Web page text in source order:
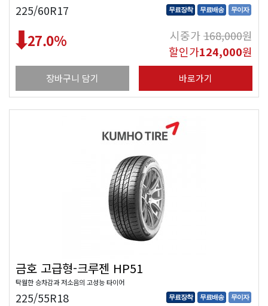
225/60R17 무료장착 무료배송 무이자
27.0% 시중가168,000원
할인가124,000원
장바구니 담기 바로가기
금호 고급형-크루젠 HP51
탁월한 승차감과 저소음의 고성능 타이어
225/55R18 무료장착 무료배송 무이자